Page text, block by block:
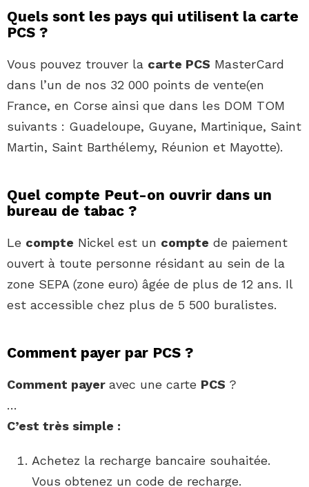
Quels sont les pays qui utilisent la carte
PCS ?
Vous pouvez trouver la carte PCS MasterCard
dans l’un de nos 32 000 points de vente(en
France, en Corse ainsi que dans les DOM TOM
suivants : Guadeloupe, Guyane, Martinique, Saint
Martin, Saint Barthélemy, Réunion et Mayotte).
Quel compte Peut-on ouvrir dans un
bureau de tabac ?
Le compte Nickel est un compte de paiement
ouvert à toute personne résidant au sein de la
zone SEPA (zone euro) âgée de plus de 12 ans. Il
est accessible chez plus de 5 500 buralistes.
Comment payer par PCS ?
Comment payer avec une carte PCS ?
…
C’est très simple :
Achetez la recharge bancaire souhaitée.
Vous obtenez un code de recharge.